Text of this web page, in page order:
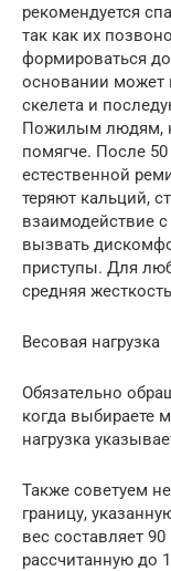
рекомендуется
так как их
формироваться
основании может
скелета и
Пожилым людям,
помягче. После
естественной
теряют кальций,
взаимодействие
вызвать
приступы. Для
средняя
Весовая нагрузка
Обязательно
когда выбираете
нагрузка
Также советуем
границу,
вес составляет
рассчитанную до